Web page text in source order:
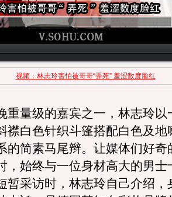
视频：林志玲害怕被哥哥“弄死” 羞涩数度脸红
量级的嘉宾之一，林志玲以
白色针织斗篷搭配白色及地
的简素马尾辫。让媒体们好奇
，始终与一位身材高大的男士
暂采访时，林志玲自己介绍，